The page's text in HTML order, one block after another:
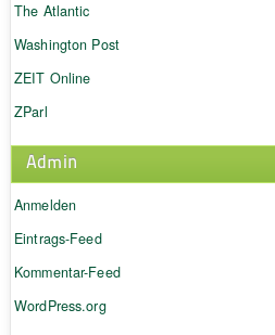
The Atlantic
Washington Post
ZEIT Online
ZParl
Admin
Anmelden
Eintrags-Feed
Kommentar-Feed
WordPress.org